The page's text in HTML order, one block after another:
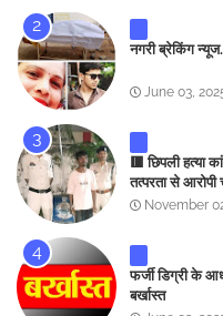
नगरी ब्रेकिंग
June 03,
🟥 छिपली हत्या
तत्परता से आरोपी
November
फर्जी डिग्री के
बर्खास्त